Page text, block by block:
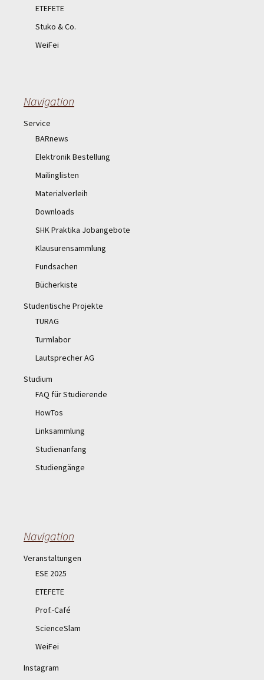
ETEFETE
Stuko & Co.
WeiFei
Navigation
Service
BARnews
Elektronik Bestellung
Mailinglisten
Materialverleih
Downloads
SHK Praktika Jobangebote
Klausurensammlung
Fundsachen
Bücherkiste
Studentische Projekte
TURAG
Turmlabor
Lautsprecher AG
Studium
FAQ für Studierende
HowTos
Linksammlung
Studienanfang
Studiengänge
Navigation
Veranstaltungen
ESE 2025
ETEFETE
Prof.-Café
ScienceSlam
WeiFei
Instagram